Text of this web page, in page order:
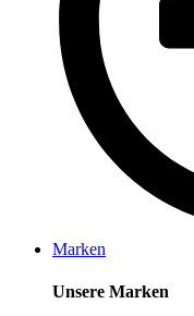
Marken
Unsere Marken